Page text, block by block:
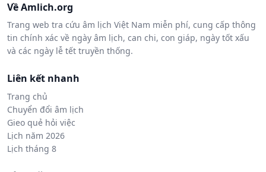
Về Amlich.org
Trang web tra cứu âm lịch Việt Nam miễn phí, cung cấp thông
tin chính xác về ngày âm lịch, can chi, con giáp, ngày tốt xấu
và các ngày lễ tết truyền thống.
Liên kết nhanh
Trang chủ
Chuyển đổi âm lịch
Gieo quẻ hỏi việc
Lịch năm 2026
Lịch tháng 8